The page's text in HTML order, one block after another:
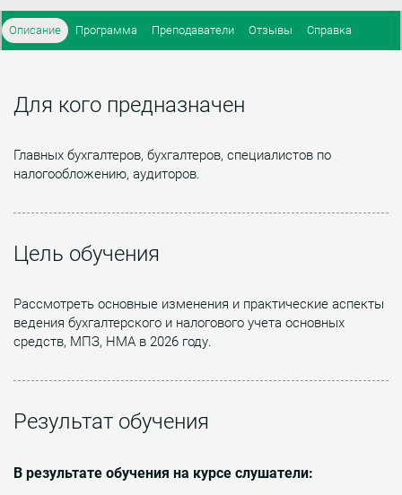
Описание Программа Преподаватели Отзывы Справка
Для кого предназначен
Главных бухгалтеров, бухгалтеров, специалистов по
налогообложению, аудиторов.
Цель обучения
Рассмотреть основные изменения и практические аспекты
ведения бухгалтерского и налогового учета основных
средств, МПЗ, НМА в 2026 году.
Результат обучения
В результате обучения на курсе слушатели: